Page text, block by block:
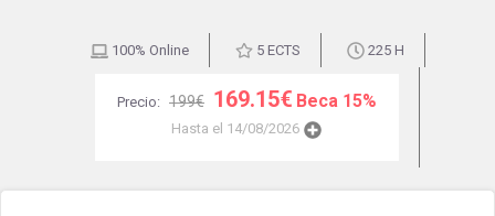
100% Online 5 ECTS 225 H
Precio: 199€ 169.15€ Beca 15%
Hasta el 14/08/2026